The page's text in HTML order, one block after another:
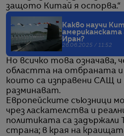
защото Китай я оспорва.“
Какво научи
Иран?
26.06.2025 / 11:52
Но всичко това означава,
областта на отбраната и
които са изправени САЩ и
разминават.
Европейските съюзници
чрез ласкателства и
политиката са задържали
страна; в края на